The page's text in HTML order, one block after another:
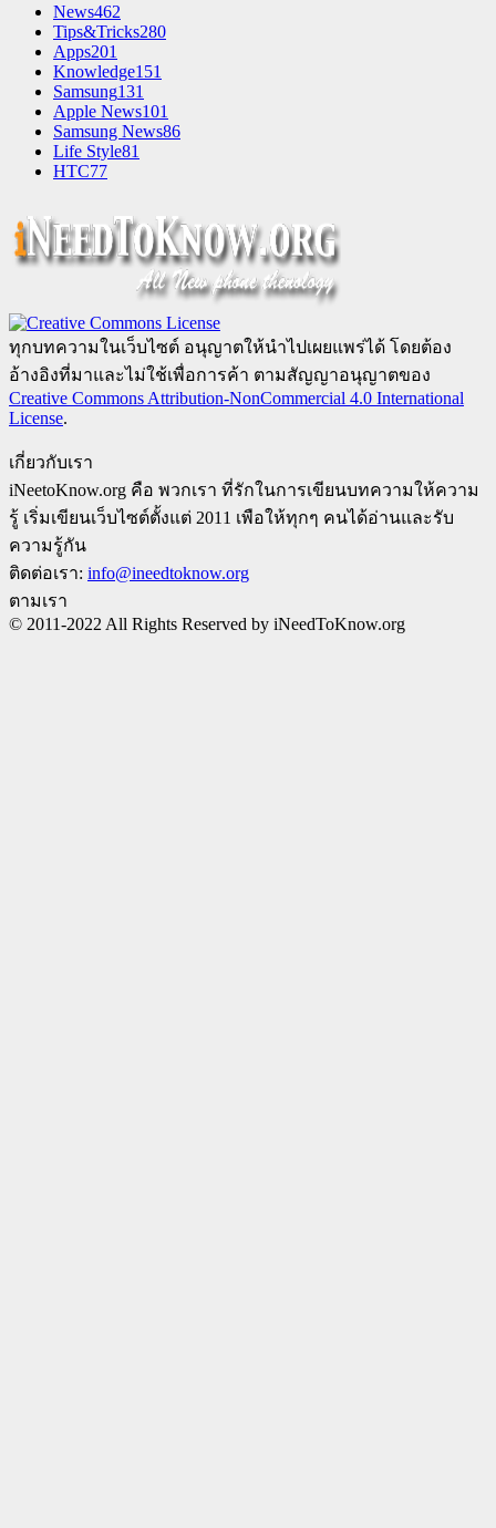
News462
Tips&Tricks280
Apps201
Knowledge151
Samsung131
Apple News101
Samsung News86
Life Style81
HTC77
ทุกบทความในเว็บไซต์ อนุญาตให้นำไปเผยแพร่ได้ โดยต้อง
อ้างอิงที่มาและไม่ใช้เพื่อการค้า ตามสัญญาอนุญาตของ
Creative Commons Attribution-NonCommercial 4.0 International
License.
เกี่ยวกับเรา
iNeetoKnow.org คือ พวกเรา ที่รักในการเขียนบทความให้ความ
รู้ เริ่มเขียนเว็บไซต์ตั้งแต่ 2011 เพือให้ทุกๆ คนได้อ่านและรับ
ความรู้กัน
ติดต่อเรา: info@ineedtoknow.org
ตามเรา
© 2011-2022 All Rights Reserved by iNeedToKnow.org